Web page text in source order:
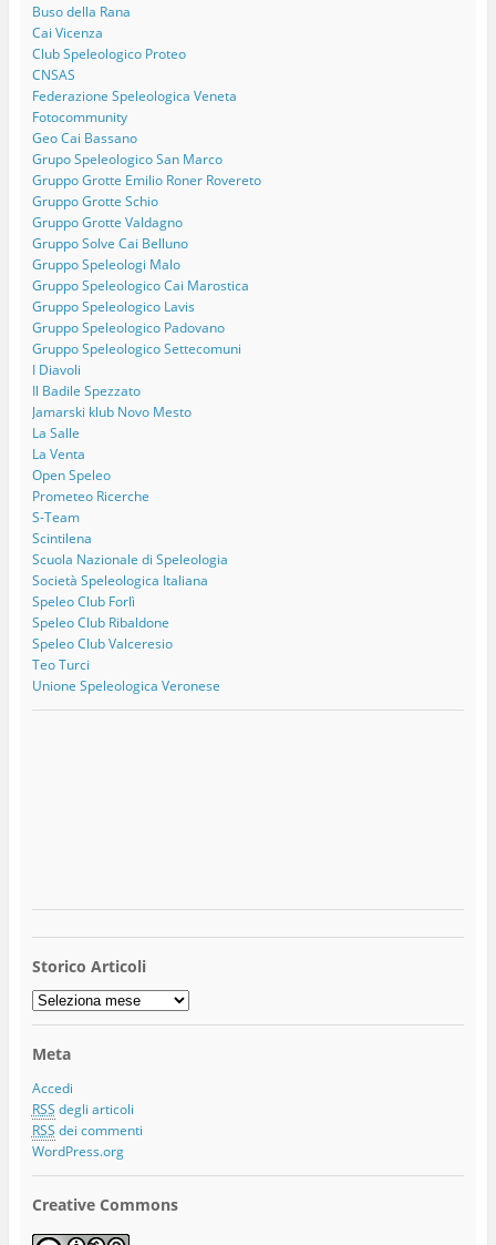
Buso della Rana
Cai Vicenza
Club Speleologico Proteo
CNSAS
Federazione Speleologica Veneta
Fotocommunity
Geo Cai Bassano
Grupo Speleologico San Marco
Gruppo Grotte Emilio Roner Rovereto
Gruppo Grotte Schio
Gruppo Grotte Valdagno
Gruppo Solve Cai Belluno
Gruppo Speleologi Malo
Gruppo Speleologico Cai Marostica
Gruppo Speleologico Lavis
Gruppo Speleologico Padovano
Gruppo Speleologico Settecomuni
I Diavoli
Il Badile Spezzato
Jamarski klub Novo Mesto
La Salle
La Venta
Open Speleo
Prometeo Ricerche
S-Team
Scintilena
Scuola Nazionale di Speleologia
Società Speleologica Italiana
Speleo Club Forlì
Speleo Club Ribaldone
Speleo Club Valceresio
Teo Turci
Unione Speleologica Veronese
Storico Articoli
Storico
Articoli
Meta
Accedi
RSS degli articoli
RSS dei commenti
WordPress.org
Creative Commons